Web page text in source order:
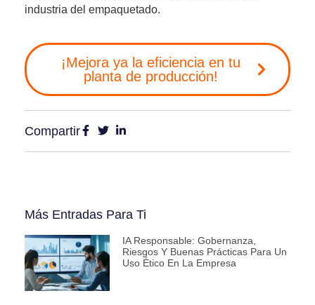
industria del empaquetado.
¡Mejora ya la eficiencia en tu
planta de producción!
Compartir
Más Entradas Para Ti
IA Responsable: Gobernanza,
Riesgos Y Buenas Prácticas Para Un
Uso Ético En La Empresa